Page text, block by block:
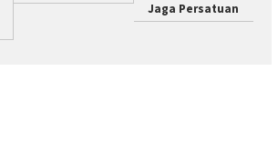
Jaga Persatuan